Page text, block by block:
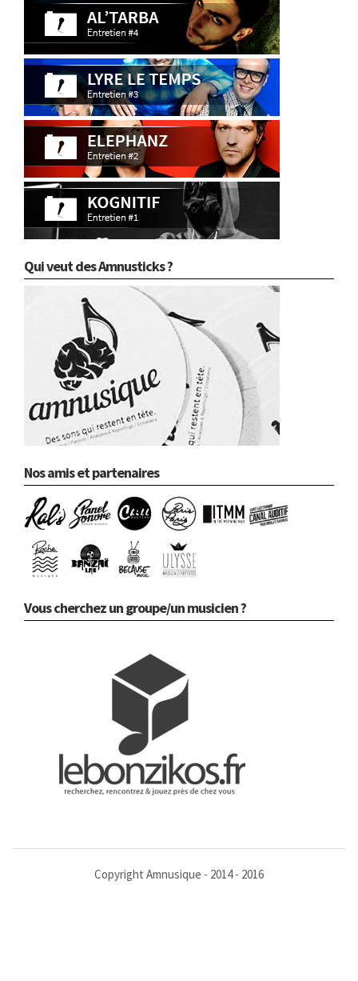
Qui veut des Amnusticks ?
Nos amis et partenaires
Vous cherchez un groupe/un musicien ?
Copyright Amnusique - 2014 - 2016